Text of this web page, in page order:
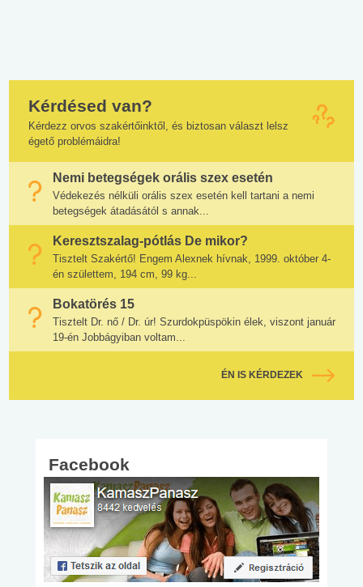
Kérdésed van?
Kérdezz orvos szakértőinktől, és biztosan választ lelsz
égető problémáidra!
Nemi betegségek orális szex esetén
Védekezés nélküli orális szex esetén kell tartani a nemi
betegségek átadásától s annak...
Keresztszalag-pótlás De mikor?
Tisztelt Szakértő! Engem Alexnek hívnak, 1999. október 4-
én születtem, 194 cm, 99 kg...
Bokatörés 15
Tisztelt Dr. nő / Dr. úr! Szurdokpüspökin élek, viszont január
19-én Jobbágyiban voltam...
ÉN IS KÉRDEZEK
Facebook